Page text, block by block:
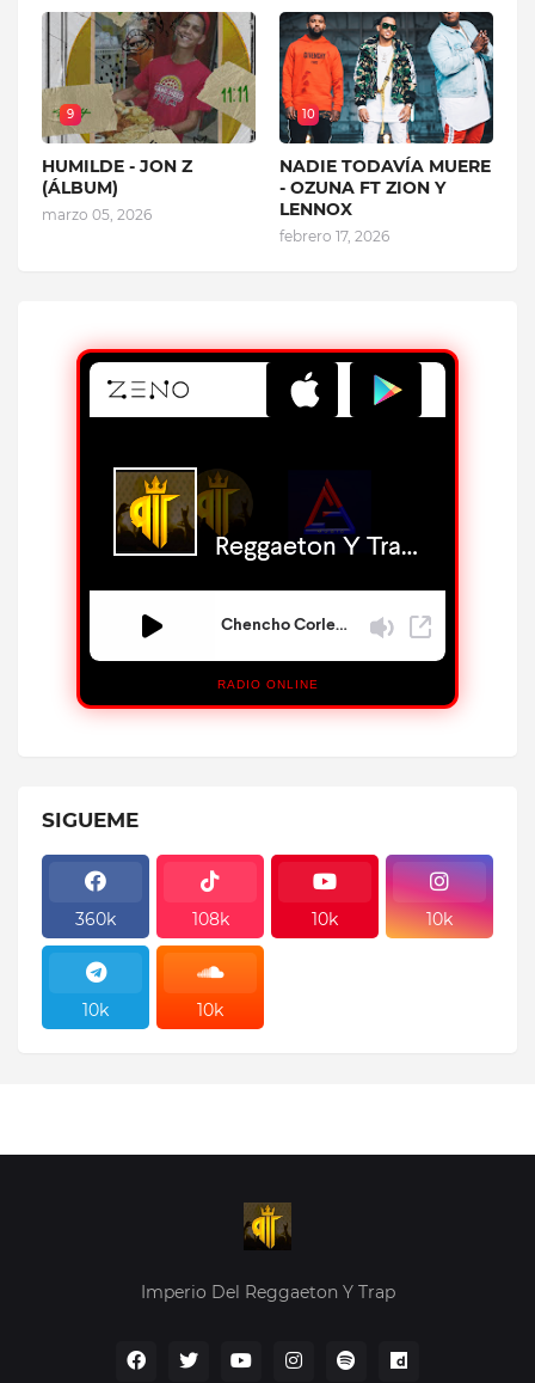
9
HUMILDE - JON Z
(ÁLBUM)
marzo 05, 2026
10
NADIE TODAVÍA MUERE
- OZUNA FT ZION Y
LENNOX
febrero 17, 2026
RADIO ONLINE
SIGUEME
360k 108k 10k 10k
10k 10k
Imperio Del Reggaeton Y Trap